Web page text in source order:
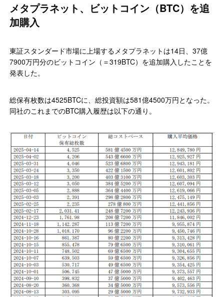
メタプラネット、ビットコイン（BTC）を追
加購入
東証スタンダード市場に上場するメタプラネットは14日、37億
7900万円分のビットコイン（＝319BTC）を追加購入したことを
発表した。
総保有枚数は4525BTCに、総投資額は581億4500万円となった。
同社のこれまでのBTC購入履歴は以下の通り。